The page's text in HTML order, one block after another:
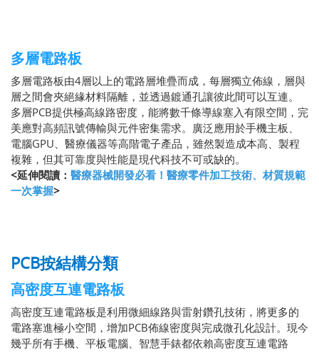
多層電路板
多層電路板由4層以上的電路層堆疊而成，每層獨立佈線，層與
層之間會夾絕緣材料隔離，並透過鍍通孔讓彼此間可以互連。
多層PCB提供極高線路密度，能將數千條導線塞入有限空間，完
美應對高頻訊號傳輸與元件密集需求。廣泛應用於手機主板、
電腦GPU、醫療儀器等高階電子產品，雖然製造成本高、製程
複雜，但其可靠度與性能是現代科技不可或缺的。
<延伸閱讀： 醫療器械開發必看！醫療零件加工技術、材質規範
一次掌握>
PCB按結構分類
高密度互連電路板
高密度互連電路板是利用微細線路與雷射鑽孔技術，將更多的
電路塞進極小空間，增加PCB佈線密度與完成微孔化設計。現今
幾乎所有手機、平板電腦、智慧手錶都依賴高密度互連電路